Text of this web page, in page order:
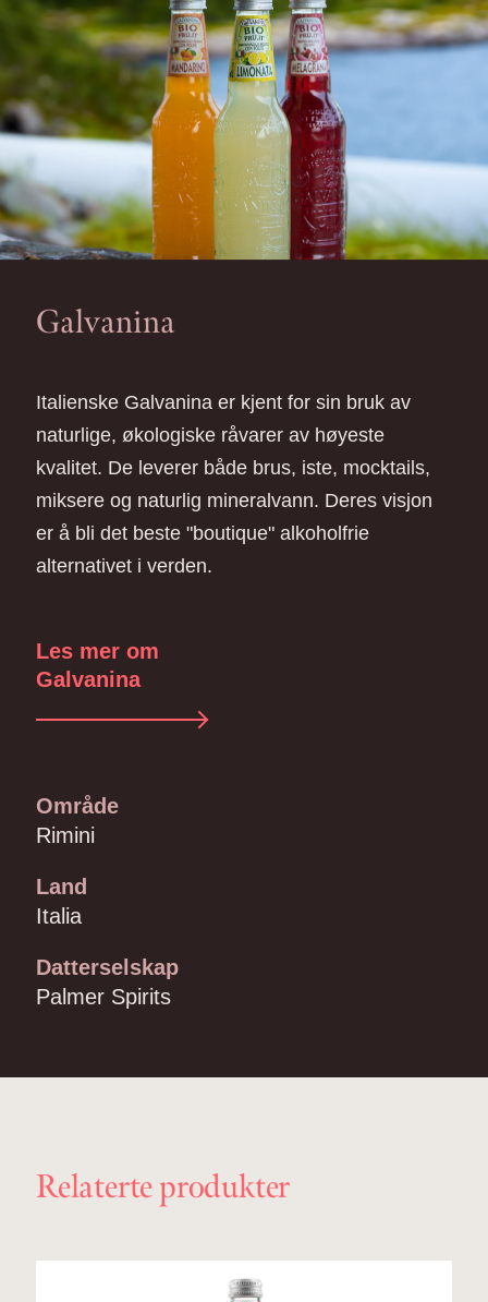
Galvanina
Italienske Galvanina er kjent for sin bruk av
naturlige, økologiske råvarer av høyeste
kvalitet. De leverer både brus, iste, mocktails,
miksere og naturlig mineralvann. Deres visjon
er å bli det beste "boutique" alkoholfrie
alternativet i verden.
Les mer om
Galvanina
Område
Rimini
Land
Italia
Datterselskap
Palmer Spirits
Relaterte produkter